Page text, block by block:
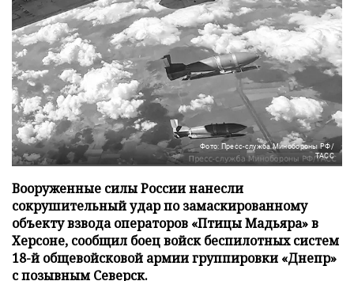
Фото: Пресс-служба Минобороны РФ/
ТАСС
Вооруженные силы России нанесли
сокрушительный удар по замаскированному
объекту взвода операторов «Птицы Мадьяра» в
Херсоне, сообщил боец войск беспилотных систем
18-й общевойсковой армии группировки «Днепр»
с позывным Северск.